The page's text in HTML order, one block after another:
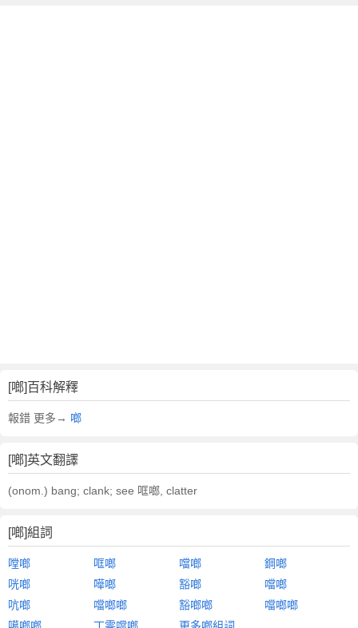
[啷]百科解釋
報錯 更多→ 啷
[啷]英文翻譯
(onom.) bang; clank; see 哐啷, clatter
[啷]組詞
嘡啷 哐啷 噹啷
鋼啷
咣啷
嘩啷 豁啷
噹啷
吭啷
噹啷啷 豁啷啷
噹啷啷